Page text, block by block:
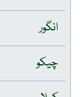
انگور
چیکو